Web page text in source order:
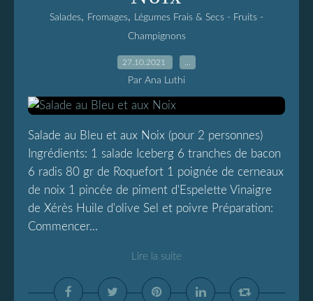
Salades, Fromages, Légumes Frais & Secs - Fruits -
Champignons
27.10.2021
Par Ana Luthi
Salade au Bleu et aux Noix (pour 2 personnes)
Ingrédients: 1 salade Iceberg 6 tranches de bacon
6 radis 80 gr de Roquefort 1 poignée de cerneaux
de noix 1 pincée de piment d'Espelette Vinaigre
de Xérès Huile d'olive Sel et poivre Préparation:
Commencer...
Lire la suite